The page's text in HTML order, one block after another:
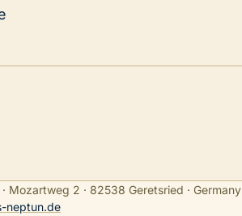
Mozartweg 2 · 82538 Geretsried · Germany
neptun.de